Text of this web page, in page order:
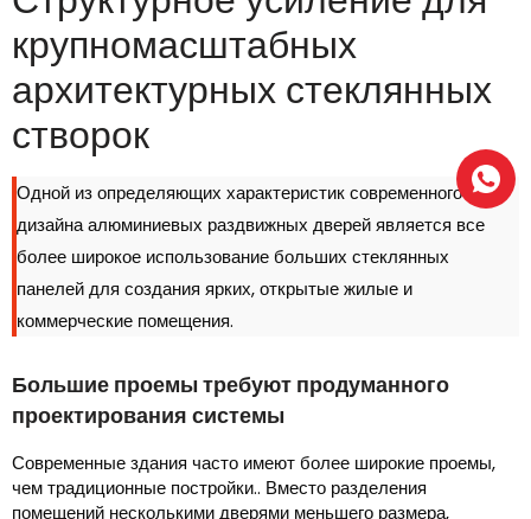
крупномасштабных
архитектурных стеклянных
створок
Одной из определяющих характеристик современного
дизайна алюминиевых раздвижных дверей является все
более широкое использование больших стеклянных
панелей для создания ярких, открытые жилые и
коммерческие помещения.
Большие проемы требуют продуманного
проектирования системы
Современные здания часто имеют более широкие проемы,
чем традиционные постройки.. Вместо разделения
помещений несколькими дверями меньшего размера,